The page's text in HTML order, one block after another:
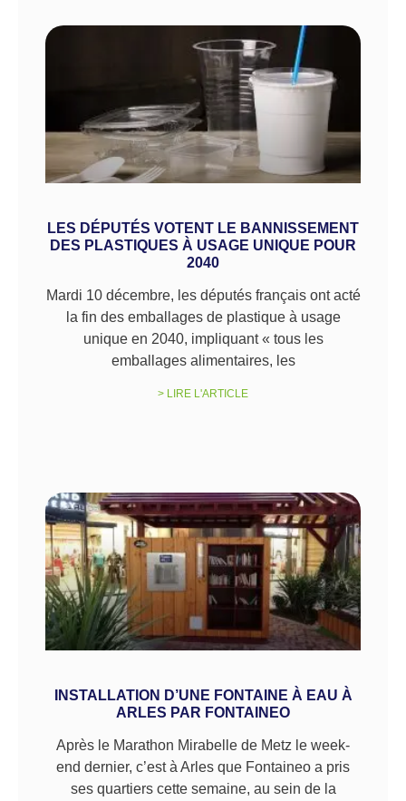
LES DÉPUTÉS VOTENT LE BANNISSEMENT
DES PLASTIQUES À USAGE UNIQUE POUR
2040
Mardi 10 décembre, les députés français ont acté
la fin des emballages de plastique à usage
unique en 2040, impliquant « tous les
emballages alimentaires, les
> LIRE L'ARTICLE
INSTALLATION D’UNE FONTAINE À EAU À
ARLES PAR FONTAINEO
Après le Marathon Mirabelle de Metz le week-
end dernier, c’est à Arles que Fontaineo a pris
ses quartiers cette semaine, au sein de la